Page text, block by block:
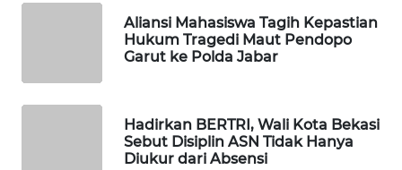
Aliansi Mahasiswa Tagih Kepastian
Hukum Tragedi Maut Pendopo
Garut ke Polda Jabar
Hadirkan BERTRI, Wali Kota Bekasi
Sebut Disiplin ASN Tidak Hanya
Diukur dari Absensi
PLN